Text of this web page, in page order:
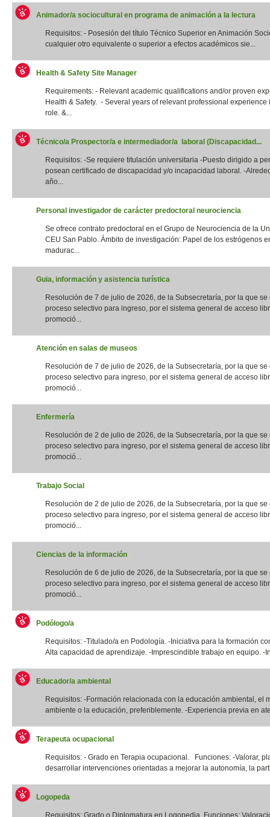
Animador/a sociocultural en programa de animación a la lectura
Requisitos: - Posesión del título Técnico Superior en Animación
cualquier otro equivalente o superior a efectos académicos sie...
Health & Safety Site Manager
Requirements: - Relevant academic qualifications and/or proven
Health & Safety. - Several years of relevant professional experience
role. &...
Técnico/a Prospector/a e intermediador/a laboral (Discapacidad...
Requisitos: -Se requiere titulación universitaria -Puesto dirigido a
posean certificado de discapacidad y/o incapacidad laboral. -
año...
Personal investigador de carácter predoctoral neurociencia
Se ofrece contrato predoctoral en el Grupo de Neurociencia de la
CEU San Pablo. Ámbito de investigación: Papel de los estrógenos
madurac...
Guia, información y asistencia turística
Resolución de 7 de julio de 2026, de la Subsecretaría, por la que se
proceso selectivo para ingreso, por el sistema general de acceso
promoció...
Atención en salas de museos
Resolución de 7 de julio de 2026, de la Subsecretaría, por la que se
proceso selectivo para ingreso, por el sistema general de acceso
promoció...
Enfermería
Resolución de 2 de julio de 2026, de la Subsecretaría, por la que se
proceso selectivo para ingreso, por el sistema general de acceso
promoció...
Trabajo Social
Resolución de 2 de julio de 2026, de la Subsecretaría, por la que se
proceso selectivo para ingreso, por el sistema general de acceso
promoció...
Ciencias de la información
Resolución de 6 de julio de 2026, de la Subsecretaría, por la que se
proceso selectivo para ingreso, por el sistema general de acceso
promoció...
Podólogo/a
Requisitos: -Titulado/a en Podología. -Iniciativa para la formación
Alta capacidad de aprendizaje. -Imprescindible trabajo en equipo. -
Educador/a ambiental
Requisitos: -Formación relacionada con la educación ambiental, el
ambiente o la educación, preferiblemente. -Experiencia previa en
Terapeuta ocupacional
Requisitos: - Grado en Terapia ocupacional. Funciones: -Valorar,
desarrollar intervenciones orientadas a mejorar la autonomía, la
Logopeda
Requisitos: Grado o Diplomatura en Logopedia. Funciones: